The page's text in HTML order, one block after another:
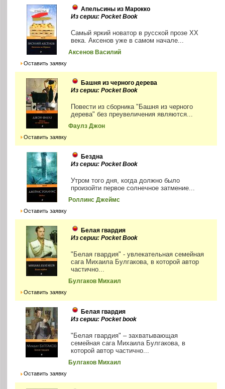
Апельсины из Марокко
Из серии: Pocket Book
Самый яркий новатор в русской прозе XX
века. Аксенов уже в самом начале...
Аксенов Василий
Оставить заявку
Башня из черного дерева
Из серии: Pocket Book
Повести из сборника "Башня из черного
дерева" без преувеличения являются...
Фаулз Джон
Оставить заявку
Бездна
Из серии: Pocket Book
Утром того дня, когда должно было
произойти первое солнечное затмение...
Роллинс Джеймс
Оставить заявку
Белая гвардия
Из серии: Pocket Book
"Белая гвардия" - увлекательная семейная
сага Михаила Булгакова, в которой автор
частично...
Булгаков Михаил
Оставить заявку
Белая гвардия
Из серии: Pocket book
"Белая гвардия" – захватывающая
семейная сага Михаила Булгакова, в
которой автор частично...
Булгаков Михаил
Оставить заявку